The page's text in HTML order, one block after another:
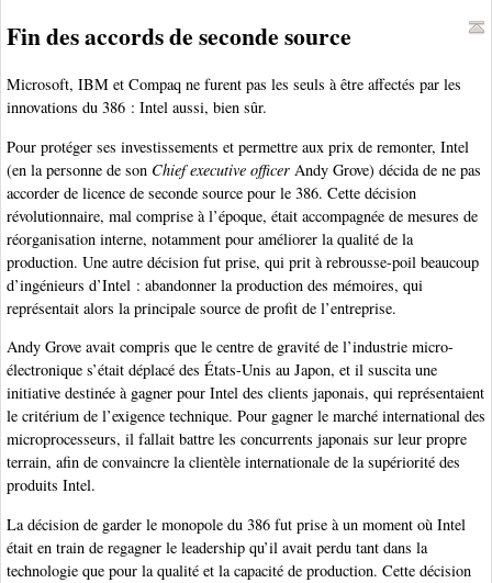
Fin des accords de seconde source
Microsoft, IBM et Compaq ne furent pas les seuls à être affectés par les
innovations du 386 : Intel aussi, bien sûr.
Pour protéger ses investissements et permettre aux prix de remonter, Intel
(en la personne de son Chief executive officer Andy Grove) décida de ne pas
accorder de licence de seconde source pour le 386. Cette décision
révolutionnaire, mal comprise à l’époque, était accompagnée de mesures de
réorganisation interne, notamment pour améliorer la qualité de la
production. Une autre décision fut prise, qui prit à rebrousse-poil beaucoup
d’ingénieurs d’Intel : abandonner la production des mémoires, qui
représentait alors la principale source de profit de l’entreprise.
Andy Grove avait compris que le centre de gravité de l’industrie micro-
électronique s’était déplacé des États-Unis au Japon, et il suscita une
initiative destinée à gagner pour Intel des clients japonais, qui représentaient
le critérium de l’exigence technique. Pour gagner le marché international des
microprocesseurs, il fallait battre les concurrents japonais sur leur propre
terrain, afin de convaincre la clientèle internationale de la supériorité des
produits Intel.
La décision de garder le monopole du 386 fut prise à un moment où Intel
était en train de regagner le leadership qu’il avait perdu tant dans la
technologie que pour la qualité et la capacité de production. Cette décision